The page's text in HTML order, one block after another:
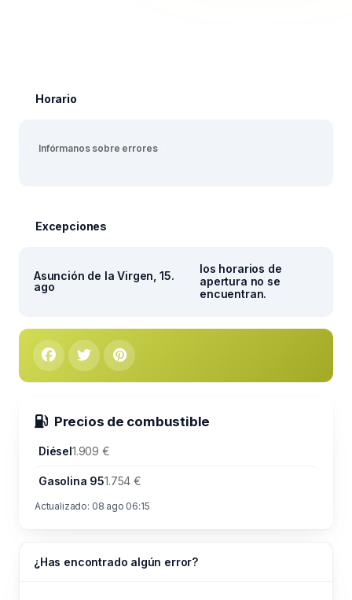
Horario
Infórmanos sobre errores
Excepciones
Asunción de la Virgen, 15.
ago
los horarios de
apertura no se
encuentran.
Precios de combustible
Diésel1.909 €
Gasolina 951.754 €
Actualizado: 08 ago 06:15
¿Has encontrado algún error?